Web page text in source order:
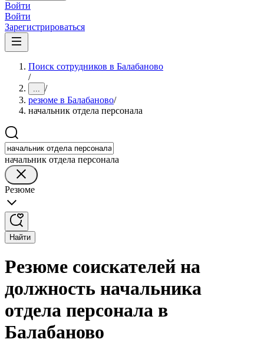
Войти
Войти
Зарегистрироваться
Поиск сотрудников в Балабаново
/
... /
резюме в Балабаново/
начальник отдела персонала
начальник отдела персонала
Резюме
Найти
Резюме соискателей на
должность начальника
отдела персонала в
Балабаново